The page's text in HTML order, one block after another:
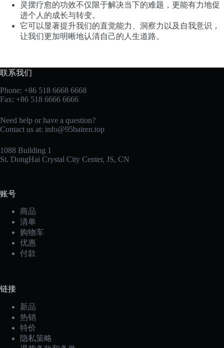
灵摆疗愈的功效不仅限于解决当下的难题，更能有力地促
进个人的成长与转变。
它可以显著提升我们的直觉能力、洞察力以及自我意识，
让我们更加明晰地认清自己的人生道路。
联系我们
Phone: +86 518 6668 6668
Fax: +86 518 6666 6666
Need help or have a question?
Contact us at: info@95bairen.top
1088 Building 1
St. DongHai Crystal City Center, JS, CN
账号
商品
清单
购物车
优惠
付款
链接
新品
热销
特价
隐私策略